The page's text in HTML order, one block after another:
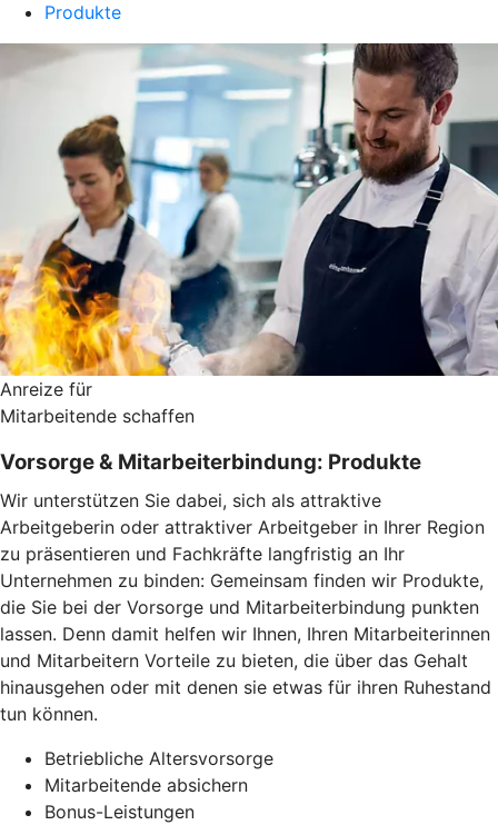
Produkte
Anreize für
Mitarbeitende schaffen
Vorsorge & Mitarbeiterbindung: Produkte
Wir unterstützen Sie dabei, sich als attraktive
Arbeitgeberin oder attraktiver Arbeitgeber in Ihrer Region
zu präsentieren und Fachkräfte langfristig an Ihr
Unternehmen zu binden: Gemeinsam finden wir Produkte,
die Sie bei der Vorsorge und Mitarbeiterbindung punkten
lassen. Denn damit helfen wir Ihnen, Ihren Mitarbeiterinnen
und Mitarbeitern Vorteile zu bieten, die über das Gehalt
hinausgehen oder mit denen sie etwas für ihren Ruhestand
tun können.
Betriebliche Altersvorsorge
Mitarbeitende absichern
Bonus-Leistungen